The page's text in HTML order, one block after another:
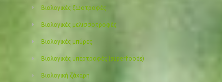
Βιολογικές ζωοτροφές
Βιολογικές μελισσοτροφές
Βιολογικές μπύρες
Βιολογικές υπερτροφές (superfoods)
Βιολογική ζάχαρη